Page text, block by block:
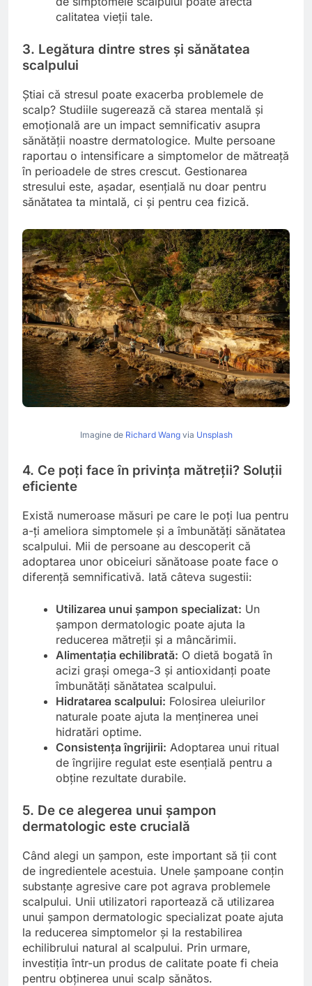
calitatea vieții tale.
3. Legătura dintre stres și sănătatea
scalpului
Știai că stresul poate exacerba problemele de
scalp? Studiile sugerează că starea mentală și
emoțională are un impact semnificativ asupra
sănătății noastre dermatologice. Multe persoane
raportau o intensificare a simptomelor de mătreață
în perioadele de stres crescut. Gestionarea
stresului este, așadar, esențială nu doar pentru
sănătatea ta mintală, ci și pentru cea fizică.
Imagine de Richard Wangvia Unsplash
4. Ce poți face în privința mătreții? Soluții
eficiente
Există numeroase măsuri pe care le poți lua pentru
a-ți ameliora simptomele și a îmbunătăți sănătatea
scalpului. Mii de persoane au descoperit că
adoptarea unor obiceiuri sănătoase poate face o
diferență semnificativă. Iată câteva sugestii:
Utilizarea unui șampon specializat: Un
șampon dermatologic poate ajuta la
reducerea mătreții și a mâncărimii.
Alimentația echilibrată: O dietă bogată în
acizi grași omega-3 și antioxidanți poate
îmbunătăți sănătatea scalpului.
Hidratarea scalpului: Folosirea uleiurilor
naturale poate ajuta la menținerea unei
hidratări optime.
Consistența îngrijirii: Adoptarea unui ritual
de îngrijire regulat este esențială pentru a
obține rezultate durabile.
5. De ce alegerea unui șampon
dermatologic este crucială
Când alegi un șampon, este important să ții cont
de ingredientele acestuia. Unele șampoane conțin
substanțe agresive care pot agrava problemele
scalpului. Unii utilizatori raportează că utilizarea
unui șampon dermatologic specializat poate ajuta
la reducerea simptomelor și la restabilirea
echilibrului natural al scalpului. Prin urmare,
investiția într-un produs de calitate poate fi cheia
pentru obținerea unui scalp sănătos.